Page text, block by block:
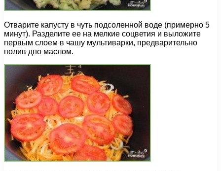
Отварите капусту в чуть подсоленной воде (примерно 5
минут). Разделите ее на мелкие соцветия и выложите
первым слоем в чашу мультиварки, предварительно
полив дно маслом.